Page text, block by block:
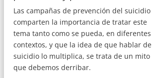
Las campañas de prevención del suicidio
comparten la importancia de tratar este
tema tanto como se pueda, en diferentes
contextos, y que la idea de que hablar de
suicidio lo multiplica, se trata de un mito
que debemos derribar.